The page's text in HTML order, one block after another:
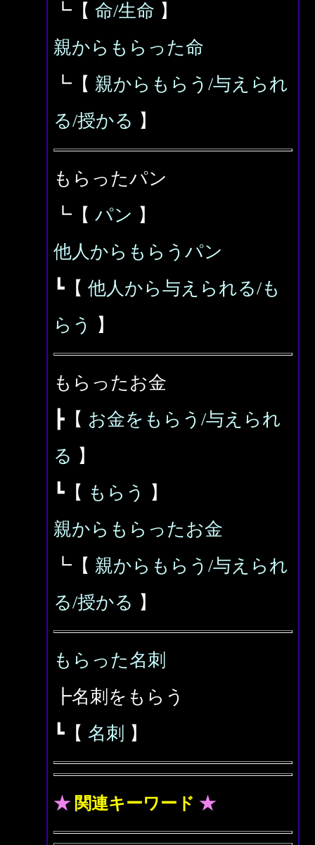
┗【 命/生命 】
親からもらった命
┗【 親からもらう/与えられ
る/授かる 】
もらったパン
┗【 パン 】
他人からもらうパン
┗【 他人から与えられる/も
らう
】
もらったお金
┣【 お金をもらう/与えられ
る 】
┗【 もらう
】
親からもらったお金
┗【 親からもらう/与えられ
る/授かる 】
もらった名刺
┣名刺をもらう
┗【 名刺 】
★ 関連キーワード ★